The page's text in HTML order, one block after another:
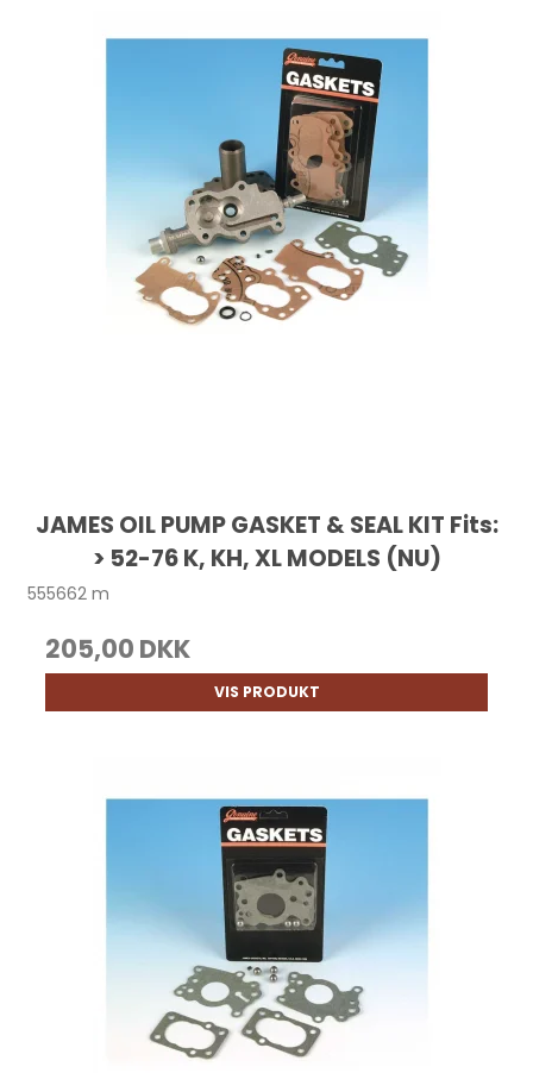
JAMES OIL PUMP GASKET & SEAL KIT Fits:
> 52-76 K, KH, XL MODELS (NU)
555662 m
205,00 DKK
VIS PRODUKT